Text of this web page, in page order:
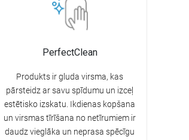
PerfectClean
Produkts ir gluda virsma, kas
pārsteidz ar savu spīdumu un izceļ
estētisko izskatu. Ikdienas kopšana
un virsmas tīrīšana no netīrumiem ir
daudz vieglāka un neprasa spēcīgu